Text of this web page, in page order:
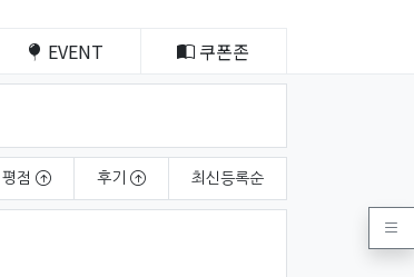
EVENT 쿠폰존
평점 후기 최신등록순